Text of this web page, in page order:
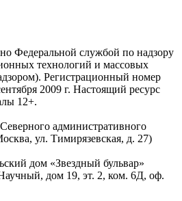
Федеральной службой по надзору
технологий и массовых
Регистрационный номер
2009 г. Настоящий ресурс
12+.
административного
ул. Тимирязевская, д. 27)
дом «Звездный бульвар»
дом 19, эт. 2, ком. 6Д, оф.